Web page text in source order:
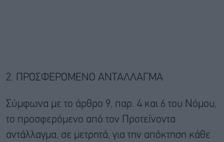
2. ΠΡΟΣΦΕΡΟΜΕΝΟ ΑΝΤΑΛΛΑΓΜΑ
Σύμφωνα με το άρθρο 9, παρ. 4 και 6 του Νόμου,
το προσφερόμενο από τον Προτείνοντα
αντάλλαγμα, σε μετρητά, για την απόκτηση κάθε